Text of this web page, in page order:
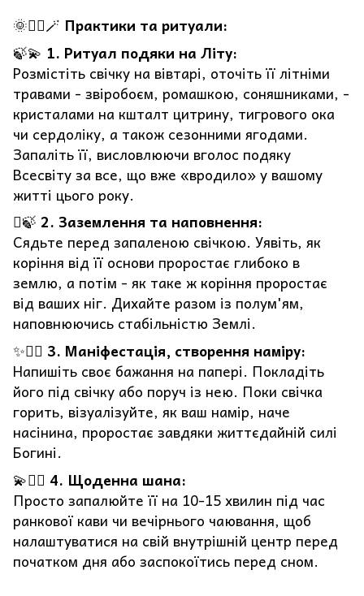
🌞🧘‍♀️🪄 Практики та ритуали:
🍃💫 1. Ритуал подяки на Літу:
Розмістіть свічку на вівтарі, оточіть її літніми
травами - звіробоєм, ромашкою, соняшниками, -
кристалами на кшталт цитрину, тигрового ока
чи сердоліку, а також сезонними ягодами.
Запаліть її, висловлюючи вголос подяку
Всесвіту за все, що вже «вродило» у вашому
житті цього року.
🪾🍃 2. Заземлення та наповнення:
Сядьте перед запаленою свічкою. Уявіть, як
коріння від її основи проростає глибоко в
землю, а потім - як таке ж коріння проростає
від ваших ніг. Дихайте разом із полум'ям,
наповнюючись стабільністю Землі.
✨🧘‍♀️ 3. Маніфестація, створення наміру:
Напишіть своє бажання на папері. Покладіть
його під свічку або поруч із нею. Поки свічка
горить, візуалізуйте, як ваш намір, наче
насінина, проростає завдяки життєдайній силі
Богині.
💫🧘‍♀️ 4. Щоденна шана:
Просто запалюйте її на 10-15 хвилин під час
ранкової кави чи вечірнього чаювання, щоб
налаштуватися на свій внутрішній центр перед
початком дня або заспокоїтись перед сном.